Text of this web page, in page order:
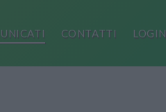
CONTATTI LOGIN